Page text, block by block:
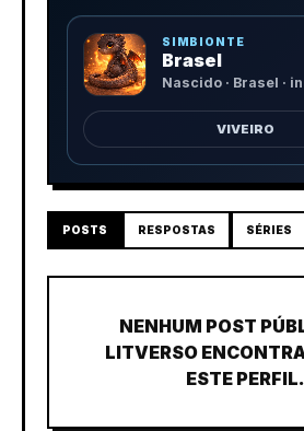
SIMBIONTE
Brasel
Nascido · Brasel ·
VIVEIRO
POSTS RESPOSTAS SÉRIES
NENHUM POST
LITVERSO
ESTE PERFIL.